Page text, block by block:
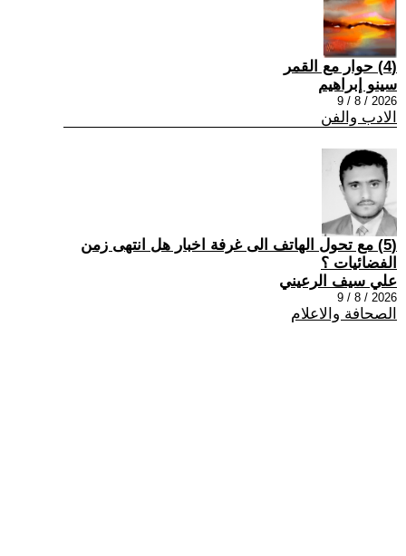
(4) حوار مع القمر
سينو إبراهيم
2026 / 8 / 9
الادب والفن
(5) مع تحول الهاتف الى غرفة اخبار هل انتهى زمن
الفضائيات ؟
علي سيف الرعيني
2026 / 8 / 9
الصحافة والاعلام